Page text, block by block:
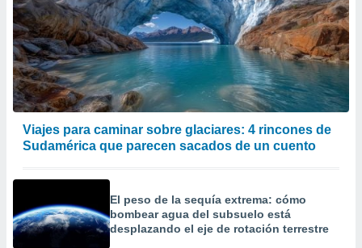
Viajes para caminar sobre glaciares: 4 rincones de
Sudamérica que parecen sacados de un cuento
El peso de la sequía extrema: cómo
bombear agua del subsuelo está
desplazando el eje de rotación terrestre